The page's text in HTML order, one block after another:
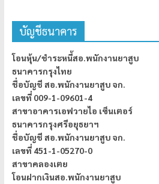
บัญชีธนาคาร
โอนหุ้น/ชำระหนี้สอ.พนักงานยาสูบ
ธนาคารกรุงไทย
ชื่อบัญชี สอ.พนักงานยาสูบ จก.
เลขที่ 009-1-09601-4
สาขาอาคารเอฟวายไอ เซ็นเตอร์
ธนาคารกรุงศรีอยุธยาฯ
ชื่อบัญชี สอ.พนักงานยาสูบ จก.
เลขที่ 451-1-05270-0
สาขาคลองเตย
โอนฝากเงินสอ.พนักงานยาสูบ